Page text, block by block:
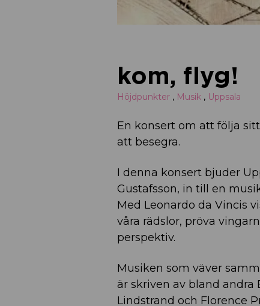
kom, flyg!
Höjdpunkter , Musik , Uppsala
En konsert om att följa
att besegra.
I denna konsert bjuder
Gustafsson, in till en
Med Leonardo da Vincis
våra rädslor, pröva
perspektiv.
Musiken som väver
är skriven av bland andra
Lindstrand och Florence